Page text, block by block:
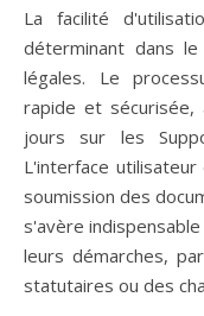
La facilité
déterminant dans
légales. Le
rapide et sécurisée,
jours sur les
L'interface
soumission des
s'avère
leurs démarches,
statutaires ou des